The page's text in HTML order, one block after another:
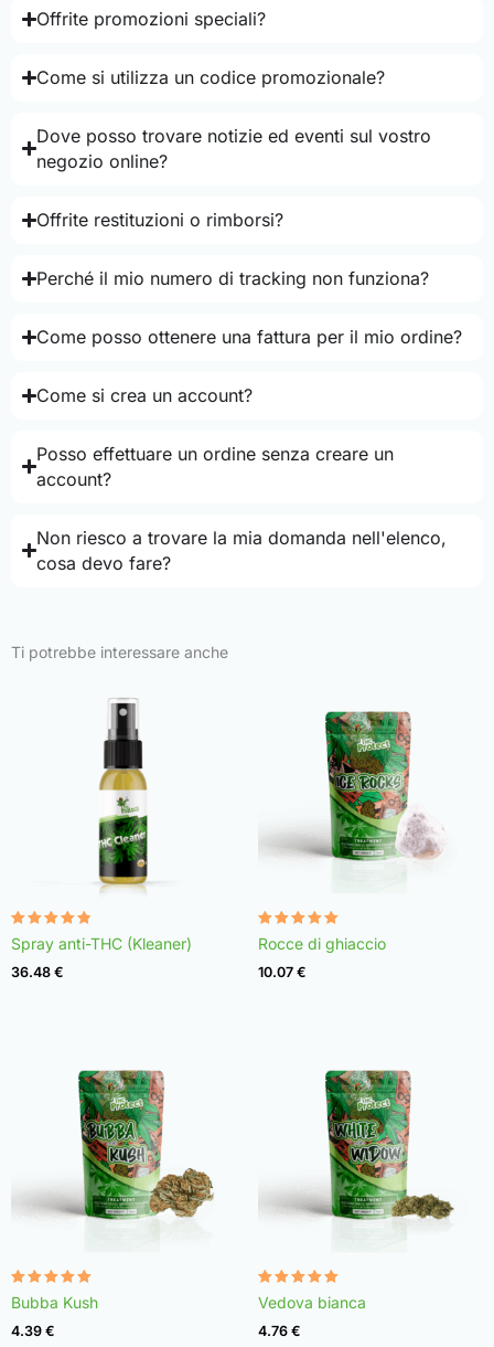
Offrite promozioni speciali?
Come si utilizza un codice promozionale?
Dove posso trovare notizie ed eventi sul vostro
negozio online?
Offrite restituzioni o rimborsi?
Perché il mio numero di tracking non funziona?
Come posso ottenere una fattura per il mio ordine?
Come si crea un account?
Posso effettuare un ordine senza creare un
account?
Non riesco a trovare la mia domanda nell'elenco,
cosa devo fare?
Ti potrebbe interessare anche
Valutato
4.75
su 5
Spray anti-THC (Kleaner)
36.48 €
Valutato
4.98
su 5
Rocce di ghiaccio
10.07 €
Valutato
4.96
su 5
Bubba Kush
4.39 €
Valutato
4.97
su 5
Vedova bianca
4.76 €